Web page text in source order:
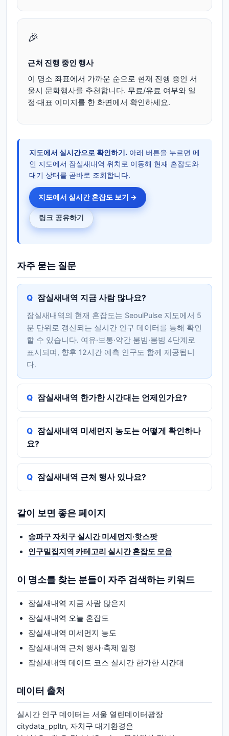
🎉
근처 진행 중인 행사
이 명소 좌표에서 가까운 순으로 현재 진행 중인 서
울시 문화행사를 추천합니다. 무료/유료 여부와 일
정·대표 이미지를 한 화면에서 확인하세요.
지도에서 실시간으로 확인하기. 아래 버튼을 누르면 메
인 지도에서 잠실새내역 위치로 이동해 현재 혼잡도와
대기 상태를 곧바로 조회합니다.
지도에서 실시간 혼잡도 보기 →
링크 공유하기
자주 묻는 질문
잠실새내역 지금 사람 많나요?
잠실새내역의 현재 혼잡도는 SeoulPulse 지도에서 5
분 단위로 갱신되는 실시간 인구 데이터를 통해 확인
할 수 있습니다. 여유·보통·약간 붐빔·붐빔 4단계로
표시되며, 향후 12시간 예측 인구도 함께 제공됩니
다.
잠실새내역 한가한 시간대는 언제인가요?
잠실새내역 미세먼지 농도는 어떻게 확인하나
요?
잠실새내역 근처 행사 있나요?
같이 보면 좋은 페이지
송파구 자치구 실시간 미세먼지·핫스팟
인구밀집지역 카테고리 실시간 혼잡도 모음
이 명소를 찾는 분들이 자주 검색하는 키워드
잠실새내역 지금 사람 많은지
잠실새내역 오늘 혼잡도
잠실새내역 미세먼지 농도
잠실새내역 근처 행사·축제 일정
잠실새내역 데이트 코스 실시간 한가한 시간대
데이터 출처
실시간 인구 데이터는 서울 열린데이터광장
citydata_ppltn, 자치구 대기환경은